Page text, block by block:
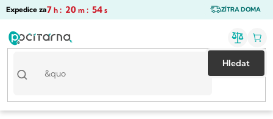
Přejít
ZÍTRA DOMA
Expedice za7 h : 20 m : 54 s
Hledat